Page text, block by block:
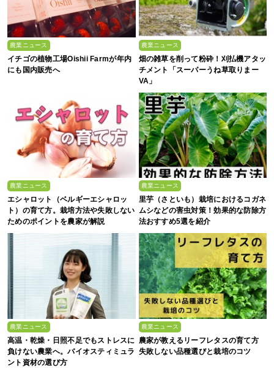
農業ニュース
イチゴの植物工場Oishii Farmが年内
にも国内販売へ
農業ニュース
畑の雑草を削って粉砕！刈払機アタッ
チメント「スーパーうね草取りまー
VA」
農業ニュース
エシャロット（ベルギーエシャロッ
ト）の育て方。栽培方法や失敗しない
ためのポイントを農家が解説
農業ニュース
里芋（さといも）栽培におけるコガネ
ムシなどの害虫対策！効果的な防除方
法おすすめ5選を紹介
農業ニュース
高温・乾燥・日照不足でもストレスに
負けない農業へ。バイオスティミュラ
ント資材の選び方
農業ニュース
農家が教えるリーフレタスの育て方
失敗しない品種選びと栽培のコツ